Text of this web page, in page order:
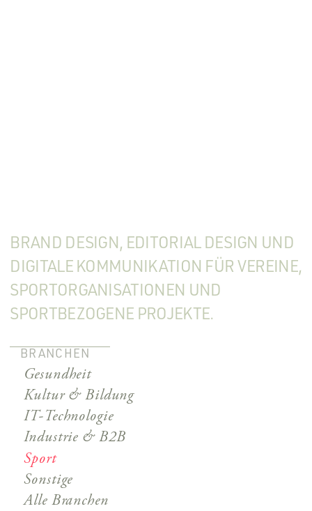
BRAND DESIGN, EDITORIAL DESIGN UND
DIGITALE KOMMUNIKATION FÜR VEREINE,
SPORTORGANISATIONEN UND
SPORTBEZOGENE PROJEKTE.
BRANCHEN
Gesundheit
Kultur & Bildung
IT-Technologie
Industrie & B2B
Sport
Sonstige
Alle Branchen